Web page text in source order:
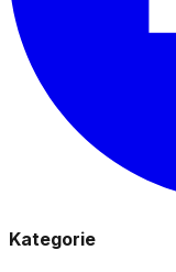
Kategorie